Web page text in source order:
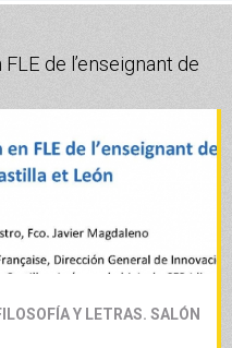
de l’enseignant de
Y LETRAS. SALÓN